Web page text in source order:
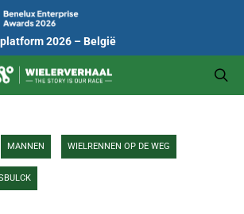
2026 – België
MANNEN WIELRENNEN OP DE WEG